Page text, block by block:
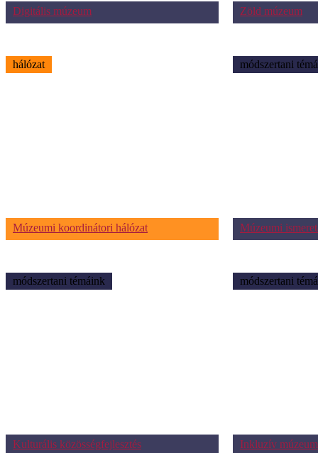
Digitális múzeum Zöld múzeum
hálózat
Múzeumi koordinátori hálózat
módszertani
Múzeumi
módszertani témáink
Kulturális közösségfejlesztés
módszertani
Inkluzív múzeum